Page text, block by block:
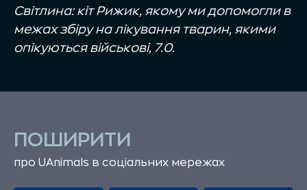
Світлина: кіт Рижик, якому ми допомогли в
межах збіру на лікування тварин, якими
опікуються військові, 7.0.
ПОШИРИТИ
про UAnimals в соціальних мережах